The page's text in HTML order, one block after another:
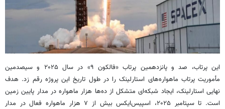
این پرتاب، صد و پانزدهمین پرتاب «فالکون ۹» در سال ۲۰۲۵ و سیصدمین
مأموریت پرتاب ماهواره‌های استارلینک را در طول تاریخ این پروژه رقم زد. هدف
نهایی استارلینک، ایجاد شبکه‌ای متشکل از ده‌ها هزار ماهواره در مدار پایین زمین
است. تا سپتامبر ۲۰۲۵، اسپیس‌ایکس بیش از ۷ هزار ماهواره فعال در مدار